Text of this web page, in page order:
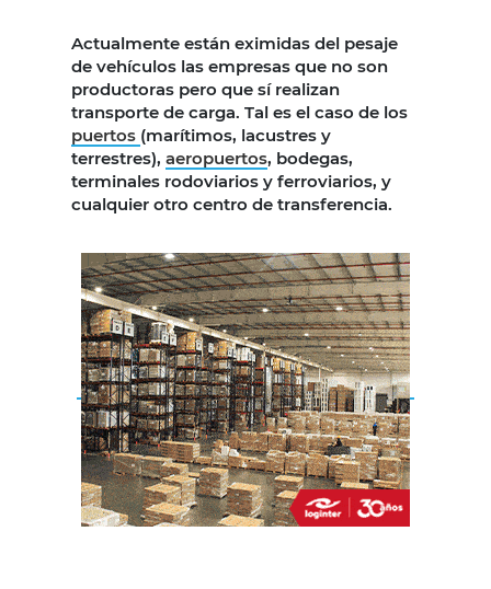
Actualmente están eximidas del pesaje
de vehículos las empresas que no son
productoras pero que sí realizan
transporte de carga. Tal es el caso de los
puertos (marítimos, lacustres y
terrestres), aeropuertos, bodegas,
terminales rodoviarios y ferroviarios, y
cualquier otro centro de transferencia.